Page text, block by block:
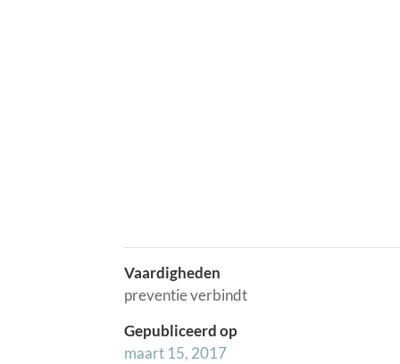
Vaardigheden
preventie verbindt
Gepubliceerd op
maart 15, 2017